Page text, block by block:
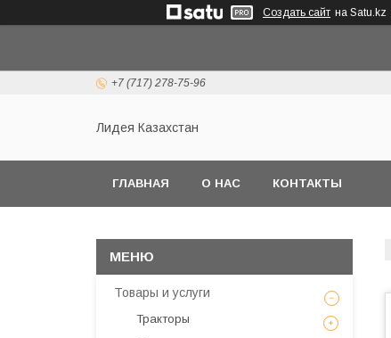
Создать сайт на Satu.kz
+7 (717) 278-75-96
Лидея Казахстан
ГЛАВНАЯ О НАС КОНТАКТЫ
Товары и услуги
Тракторы